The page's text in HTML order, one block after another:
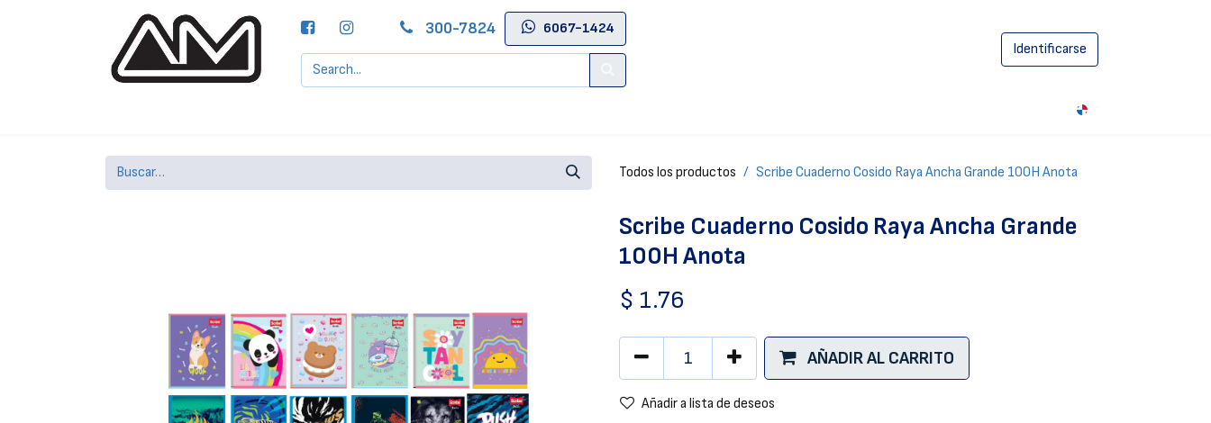
300-7824
6067-1424
Identificarse
Todos los productos Scribe Cuaderno Cosido Raya Ancha Grande 100H Anota
Scribe Cuaderno Cosido Raya Ancha Grande
100H Anota
$ 1.76
AÑADIR AL CARRITO
Añadir a lista de deseos